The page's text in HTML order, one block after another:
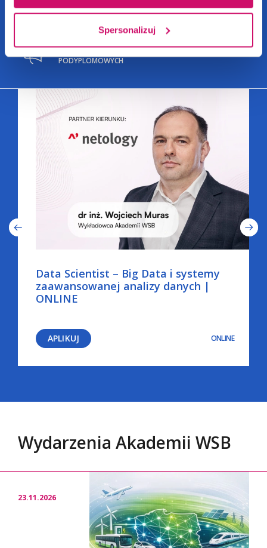
Spersonalizuj
SZCZEGÓLNIE POLECANE KIERUNKI STUDIÓW MBA I
PODYPLOMOWYCH
Data Scientist – Big Data i systemy
zaawansowanej analizy danych |
ONLINE
APLIKUJ ONLINE
Wydarzenia Akademii WSB
23.11.2026